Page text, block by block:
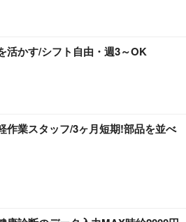
活かす/シフト自由・週3～OK
作業スタッフ/3ヶ月短期!部品を並べ